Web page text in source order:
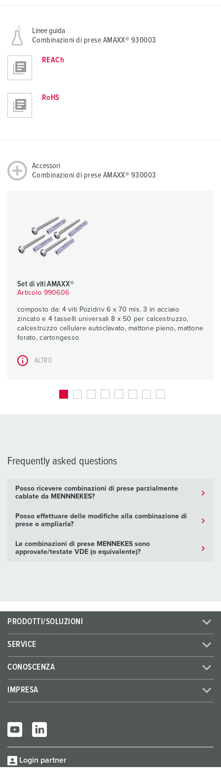
Linee guida
Combinazioni di prese AMAXX® 930003
REACh
RoHS
Accessori
Combinazioni di prese AMAXX® 930003
Set di viti AMAXX®
Articolo 990606
composto da: 4 viti Pozidriv 6 x 70 mis. 3 in acciaio
zincato e 4 tasselli universali 8 x 50 per calcestruzzo,
calcestruzzo cellulare autoclavato, mattone pieno, mattone
forato, cartongesso
ALTRO
Frequently asked questions
Posso ricevere combinazioni di prese parzialmente
cablate da MENNNEKES?
Posso effettuare delle modifiche alla combinazione di
prese o ampliarla?
Le combinazioni di prese MENNEKES sono
approvate/testate VDE (o equivalente)?
PRODOTTI/SOLUZIONI
SERVICE
CONOSCENZA
IMPRESA
Login partner